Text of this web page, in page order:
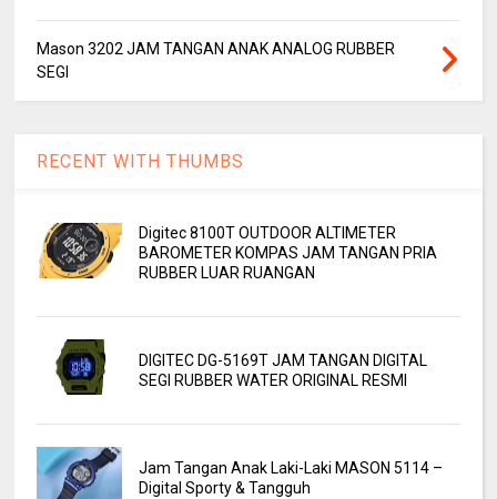
Mason 3202 JAM TANGAN ANAK ANALOG RUBBER
SEGI
RECENT WITH THUMBS
Digitec 8100T OUTDOOR ALTIMETER
BAROMETER KOMPAS JAM TANGAN PRIA
RUBBER LUAR RUANGAN
DIGITEC DG-5169T JAM TANGAN DIGITAL
SEGI RUBBER WATER ORIGINAL RESMI
Jam Tangan Anak Laki-Laki MASON 5114 –
Digital Sporty & Tangguh